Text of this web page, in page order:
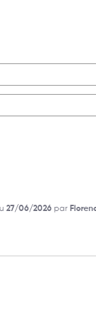
27/06/2026 par